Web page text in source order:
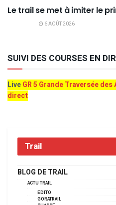
Le trail se met à imiter le
6 AOÛT 2026
SUIVI DES COURSES EN
LiveGR 5 Grande Traversée
direct
Trail
BLOG DE TRAIL
ACTU TRAIL
EDITO
GORATRAIL